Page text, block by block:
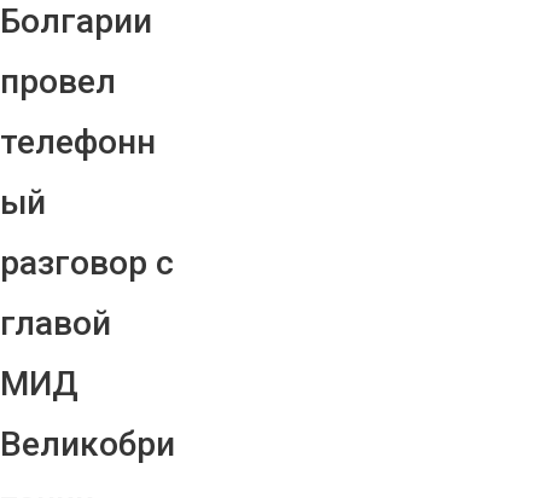
Болгарии
провел
телефонн
ый
разговор с
главой
МИД
Великобри